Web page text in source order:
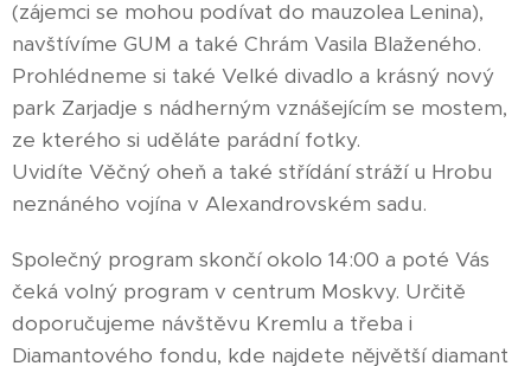
(zájemci se mohou podívat do mauzolea Lenina),
navštívíme GUM a také Chrám Vasila Blaženého.
Prohlédneme si také Velké divadlo a krásný nový
park Zarjadje s nádherným vznášejícím se mostem,
ze kterého si uděláte parádní fotky.
Uvidíte Věčný oheň a také střídání stráží u Hrobu
neznáného vojína v Alexandrovském sadu.
Společný program skončí okolo 14:00 a poté Vás
čeká volný program v centrum Moskvy. Určitě
doporučujeme návštěvu Kremlu a třeba i
Diamantového fondu, kde najdete nějvětší diamant